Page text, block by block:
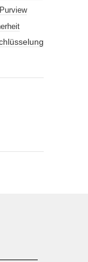
Purview